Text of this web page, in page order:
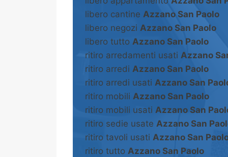
libero cantine Azzano San Paolo
libero negozi Azzano San Paolo
libero tutto Azzano San Paolo
ritiro arredamenti usati Azzano
ritiro arredi Azzano San Paolo
ritiro arredi usati Azzano San
ritiro mobili Azzano San Paolo
ritiro mobili usati Azzano San
ritiro sedie usate Azzano San
ritiro tavoli usati Azzano San
ritiro tutto Azzano San Paolo